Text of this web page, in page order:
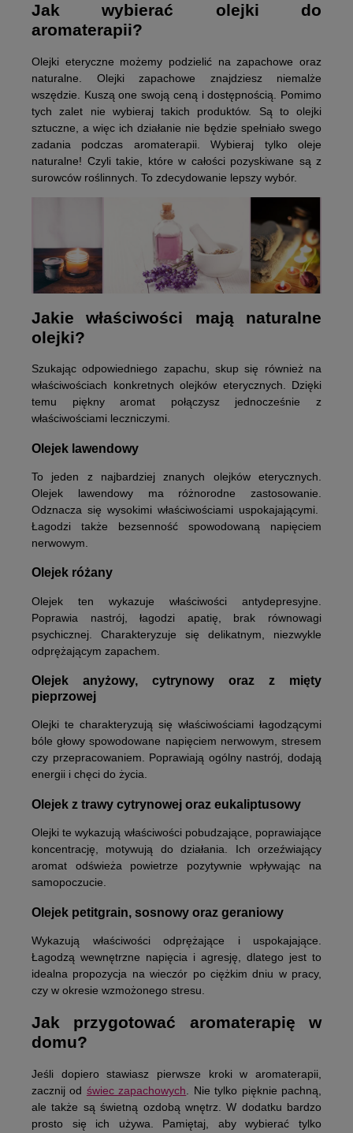
Jak wybierać olejki do
aromaterapii?
Olejki eteryczne możemy podzielić na zapachowe oraz
naturalne. Olejki zapachowe znajdziesz niemalże
wszędzie. Kuszą one swoją ceną i dostępnością. Pomimo
tych zalet nie wybieraj takich produktów. Są to olejki
sztuczne, a więc ich działanie nie będzie spełniało swego
zadania podczas aromaterapii. Wybieraj tylko oleje
naturalne! Czyli takie, które w całości pozyskiwane są z
surowców roślinnych. To zdecydowanie lepszy wybór.
Jakie właściwości mają naturalne
olejki?
Szukając odpowiedniego zapachu, skup się również na
właściwościach konkretnych olejków eterycznych. Dzięki
temu piękny aromat połączysz jednocześnie z
właściwościami leczniczymi.
Olejek lawendowy
To jeden z najbardziej znanych olejków eterycznych.
Olejek lawendowy ma różnorodne zastosowanie.
Odznacza się wysokimi właściwościami uspokajającymi.
Łagodzi także bezsenność spowodowaną napięciem
nerwowym.
Olejek różany
Olejek ten wykazuje właściwości antydepresyjne.
Poprawia nastrój, łagodzi apatię, brak równowagi
psychicznej. Charakteryzuje się delikatnym, niezwykle
odprężającym zapachem.
Olejek anyżowy, cytrynowy oraz z mięty
pieprzowej
Olejki te charakteryzują się właściwościami łagodzącymi
bóle głowy spowodowane napięciem nerwowym, stresem
czy przepracowaniem. Poprawiają ogólny nastrój, dodają
energii i chęci do życia.
Olejek z trawy cytrynowej oraz eukaliptusowy
Olejki te wykazują właściwości pobudzające, poprawiające
koncentrację, motywują do działania. Ich orzeźwiający
aromat odświeża powietrze pozytywnie wpływając na
samopoczucie.
Olejek petitgrain, sosnowy oraz geraniowy
Wykazują właściwości odprężające i uspokajające.
Łagodzą wewnętrzne napięcia i agresję, dlatego jest to
idealna propozycja na wieczór po ciężkim dniu w pracy,
czy w okresie wzmożonego stresu.
Jak przygotować aromaterapię w
domu?
Jeśli dopiero stawiasz pierwsze kroki w aromaterapii,
zacznij od świec zapachowych . Nie tylko pięknie pachną,
ale także są świetną ozdobą wnętrz. W dodatku bardzo
prosto się ich używa. Pamiętaj, aby wybierać tylko